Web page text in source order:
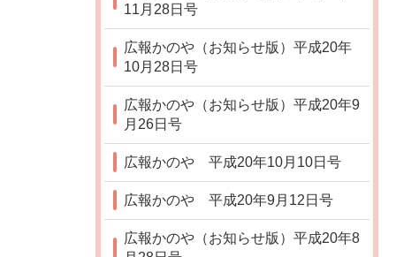
11月28日号
広報かのや（お知らせ版）平成20年
10月28日号
広報かのや（お知らせ版）平成20年9
月26日号
広報かのや 平成20年10月10日号
広報かのや 平成20年9月12日号
広報かのや（お知らせ版）平成20年8